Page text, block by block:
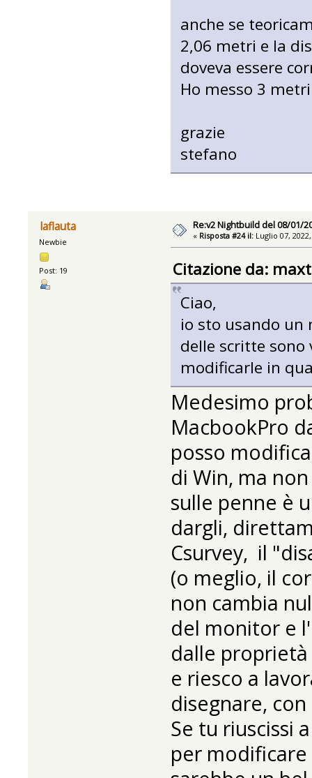
anche se
2,06 metri e la
doveva essere
Ho messo 3
grazie
stefano
laflauta
Newbie
Post: 19
Re:v2 Nightbuild del 08/01/
« Risposta #24 il: Luglio 07,
Citazione da:
Ciao,
io sto usando un
delle scritte sono
modificarle in
Medesimo
MacbookPro
posso
di Win, ma
sulle penne è
dargli,
Csurvey, il
(o meglio, il
non cambia
del monitor e
dalle
e riesco a
disegnare,
Se tu riuscissi
per